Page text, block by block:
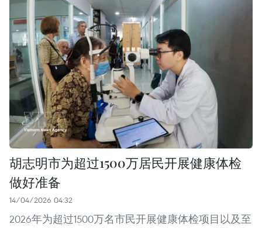
胡志明市为超过1500万居民开展健康体检
做好准备
14/04/2026 04:32
2026年为超过1500万名市民开展健康体检项目以及至